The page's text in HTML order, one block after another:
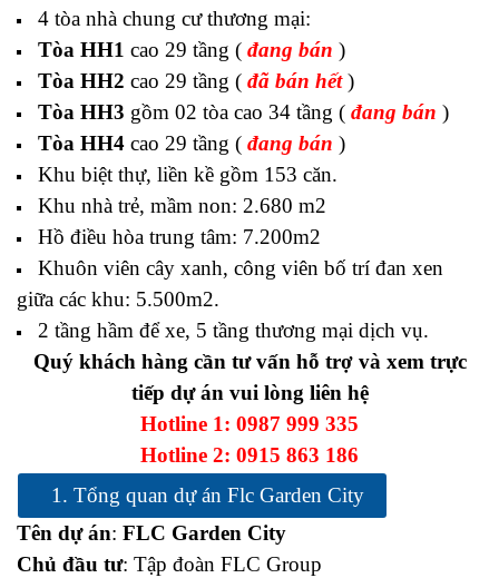
4 tòa nhà chung cư thương mại:
Tòa HH1 cao 29 tầng ( đang bán )
Tòa HH2 cao 29 tầng ( đã bán hết)
Tòa HH3 gồm 02 tòa cao 34 tầng ( đang bán )
Tòa HH4 cao 29 tầng ( đang bán )
Khu biệt thự, liền kề gồm 153 căn.
Khu nhà trẻ, mầm non: 2.680 m2
Hồ điều hòa trung tâm: 7.200m2
Khuôn viên cây xanh, công viên bố trí đan xen
giữa các khu: 5.500m2.
2 tầng hầm để xe, 5 tầng thương mại dịch vụ.
Quý khách hàng cần tư vấn hỗ trợ và xem trực
tiếp dự án vui lòng liên hệ
Hotline 1: 0987 999 335
Hotline 2: 0915 863 186
1. Tổng quan dự án Flc Garden City
Tên dự án: FLC Garden City
Chủ đầu tư: Tập đoàn FLC Group